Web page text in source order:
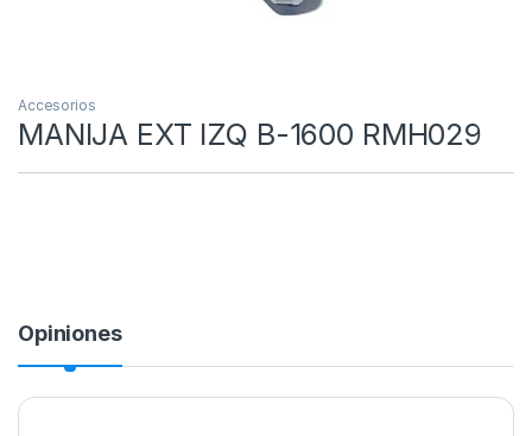
Accesorios
MANIJA EXT IZQ B-1600 RMH029
Opiniones